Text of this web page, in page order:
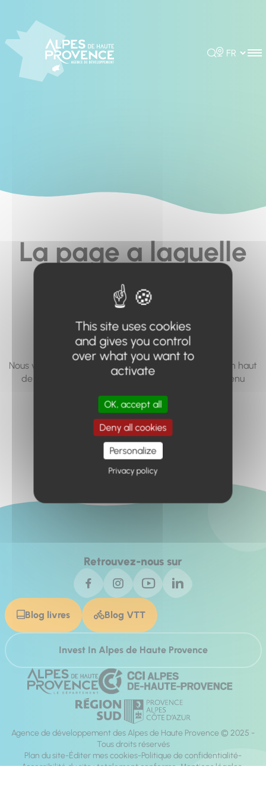
Rechercher
Choisir la
La page a laquelle
vous cherchez à
accéder n'existe
pas... ou plus.
Nous vous invitons à utiliser le moteur de recherche en haut
de page, ou à utiliser le menu pour trouver le contenu
Retour à l'accueil
Retrouvez-nous sur
Blog livres Blog VTT
Invest In Alpes de Haute Provence
Agence de développement des Alpes de Haute Provence © 2025 -
Tous droits réservés
Plan du site Éditer mes cookies Politique de confidentialité
Accessibilité du site : totalement conforme Mentions légales
This site uses cookies
and gives you control
over what you want to
activate
OK, accept all
Deny all cookies
Personalize
Privacy policy